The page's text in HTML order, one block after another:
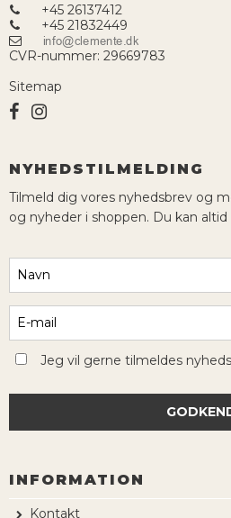
+45 26137412
+45 21832449
CVR-nummer: 29669783
Sitemap
NYHEDSTILMELDING
Tilmeld dig vores nyhedsbrev og
og nyheder i shoppen. Du kan
Jeg vil gerne tilmeldes
INFORMATION
Kontakt